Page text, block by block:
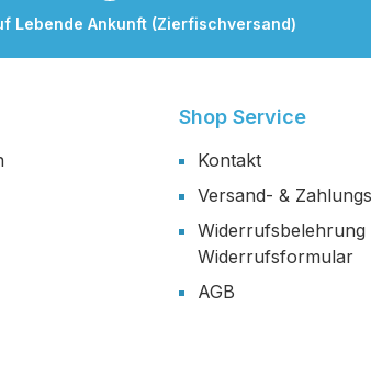
Lebende Ankunft (Zierfischversand)
Shop Service
Kontakt
Versand- &
Widerrufsbelehrung
Widerrufsformular
AGB